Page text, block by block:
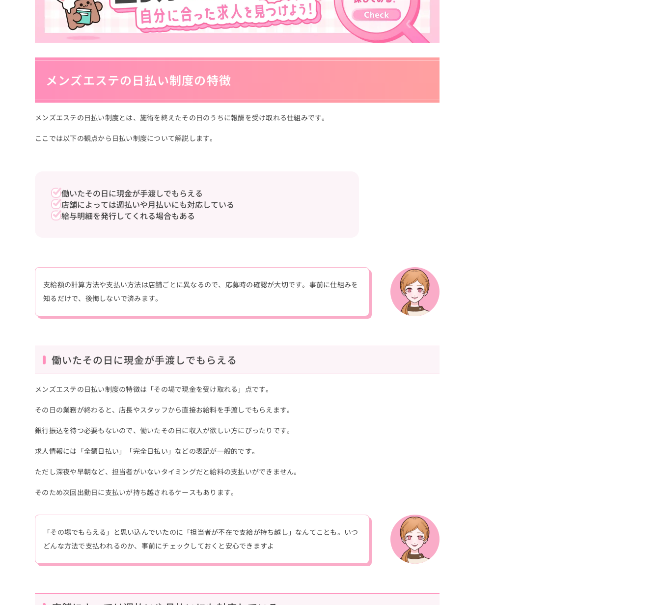
メンズエステの日払い制度の特徴
メンズエステの日払い制度とは、施術を終えたその日のうちに報酬を受け取れる仕組みです。
ここでは以下の観点から日払い制度について解説します。
働いたその日に現金が手渡しでもらえる
店舗によっては週払いや月払いにも対応している
給与明細を発行してくれる場合もある
支給額の計算方法や支払い方法は店舗ごとに異なるので、応募時の確認が大切です。事前に仕組みを
知るだけで、後悔しないで済みます。
働いたその日に現金が手渡しでもらえる
メンズエステの日払い制度の特徴は「その場で現金を受け取れる」点です。
その日の業務が終わると、店長やスタッフから直接お給料を手渡しでもらえます。
銀行振込を待つ必要もないので、働いたその日に収入が欲しい方にぴったりです。
求人情報には「全額日払い」「完全日払い」などの表記が一般的です。
ただし深夜や早朝など、担当者がいないタイミングだと給料の支払いができません。
そのため次回出勤日に支払いが持ち越されるケースもあります。
「その場でもらえる」と思い込んでいたのに「担当者が不在で支給が持ち越し」なんてことも。いつ
どんな方法で支払われるのか、事前にチェックしておくと安心できますよ